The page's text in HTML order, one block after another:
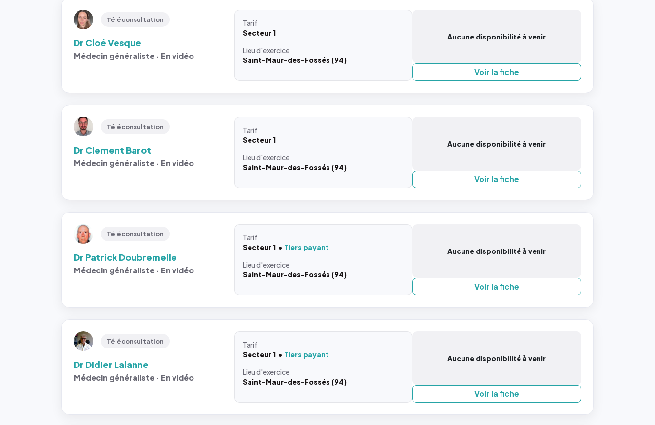
Téléconsultation
Dr Cloé Vesque
Médecin généraliste · En vidéo
Tarif
Secteur 1
Lieud'exercice
Saint-Maur-des-Fossés (94)
Aucune disponibilité à venir
Voir la fiche
Téléconsultation
Dr Clement Barot
Médecin généraliste · En vidéo
Tarif
Secteur 1
Lieud'exercice
Saint-Maur-des-Fossés (94)
Aucune disponibilité à venir
Voir la fiche
Téléconsultation
Dr Patrick Doubremelle
Médecin généraliste · En vidéo
Tarif
Secteur 1
Tiers payant
Lieud'exercice
Saint-Maur-des-Fossés (94)
Aucune disponibilité à venir
Voir la fiche
Téléconsultation
Dr Didier Lalanne
Médecin généraliste · En vidéo
Tarif
Secteur 1
Tiers payant
Lieud'exercice
Saint-Maur-des-Fossés (94)
Aucune disponibilité à venir
Voir la fiche